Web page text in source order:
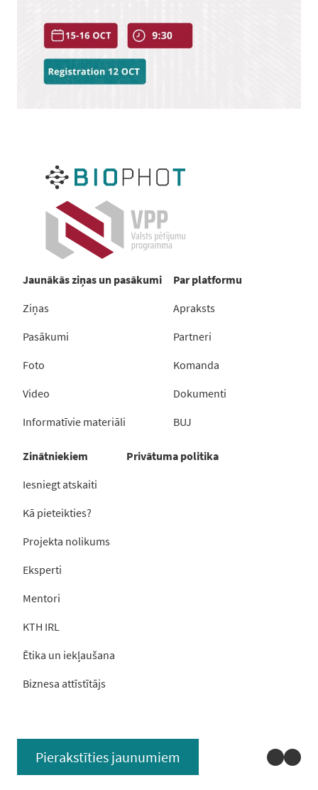
Jaunākās ziņas un pasākumi
Ziņas
Pasākumi
Foto
Video
Informatīvie materiāli
Par platformu
Apraksts
Partneri
Komanda
Dokumenti
BUJ
Zinātniekiem
Iesniegt atskaiti
Kā pieteikties?
Projekta nolikums
Eksperti
Mentori
KTH IRL
Ētika un iekļaušana
Biznesa attīstītājs
Privātuma politika
Pierakstīties jaunumiem